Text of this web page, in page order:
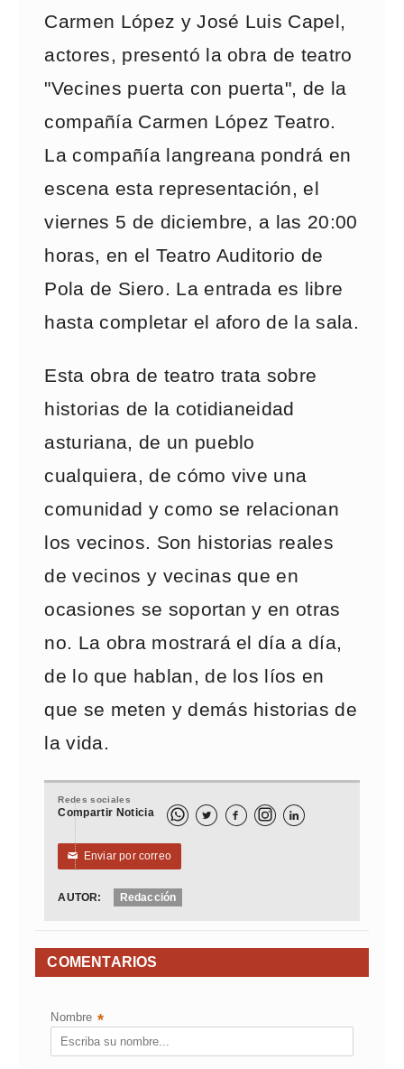
Carmen López y José Luis Capel,
actores, presentó la obra de teatro
"Vecines puerta con puerta", de la
compañía Carmen López Teatro.
La compañía langreana pondrá en
escena esta representación, el
viernes 5 de diciembre, a las 20:00
horas, en el Teatro Auditorio de
Pola de Siero. La entrada es libre
hasta completar el aforo de la sala.
Esta obra de teatro trata sobre
historias de la cotidianeidad
asturiana, de un pueblo
cualquiera, de cómo vive una
comunidad y como se relacionan
los vecinos. Son historias reales
de vecinos y vecinas que en
ocasiones se soportan y en otras
no. La obra mostrará el día a día,
de lo que hablan, de los líos en
que se meten y demás historias de
la vida.
Redes sociales
Compartir Noticia   
✉ Enviar por correo
AUTOR: Redacción
COMENTARIOS
Nombre *